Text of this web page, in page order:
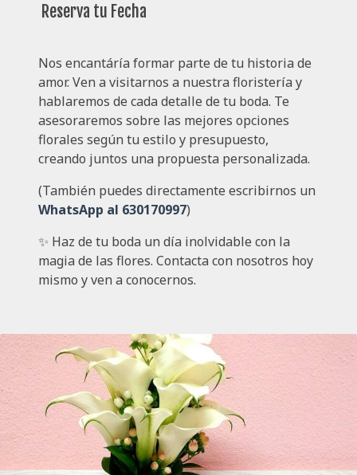
Reserva tu Fecha
Nos encantáría formar parte de tu historia de
amor. Ven a visitarnos a nuestra floristería y
hablaremos de cada detalle de tu boda. Te
asesoraremos sobre las mejores opciones
florales según tu estilo y presupuesto,
creando juntos una propuesta personalizada.
(También puedes directamente escribirnos un
WhatsApp al 630170997)
✨ Haz de tu boda un día inolvidable con la
magia de las flores. Contacta con nosotros hoy
mismo y ven a conocernos.